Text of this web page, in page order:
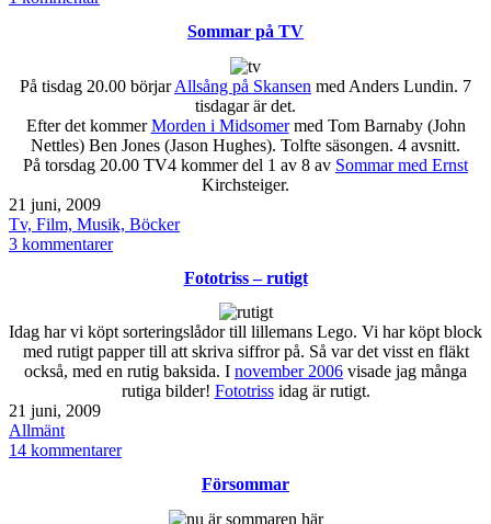
Sommar på TV
På tisdag 20.00 börjarAllsång på Skansen med Anders Lundin. 7
tisdagar är det.
Efter det kommerMorden i Midsomermed Tom Barnaby (John
Nettles) Ben Jones (Jason Hughes). Tolfte säsongen. 4 avsnitt.
På torsdag 20.00 TV4 kommer del 1 av 8 av Sommar med Ernst
Kirchsteiger.
Publicerat
den
21 juni, 2009
Kategoriserat
som
Tv, Film, Musik, Böcker
3 kommentarertill
Fototriss – rutigt
Idag har vi köpt sorteringslådor till lillemans Lego. Vi har köpt block
med rutigt papper till att skriva siffror på. Så var det visst en fläkt
också, med en rutig baksida. I november 2006 visade jag många
rutiga bilder! Fototrissidag är rutigt.
Publicerat
den
21 juni, 2009
Kategoriserat
som
Allmänt
14 kommentarertill
Försommar